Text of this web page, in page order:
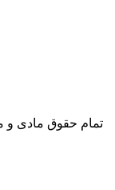
تمام حقوق مادی